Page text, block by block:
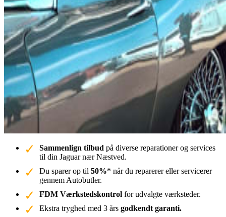
Sammenlign tilbud på diverse reparationer og services
til din Jaguar nær Næstved.
Du sparer op til 50%* når du reparerer eller servicerer
gennem Autobutler.
FDM Værkstedskontrol for udvalgte værksteder.
Ekstra tryghed med 3 års godkendt garanti.